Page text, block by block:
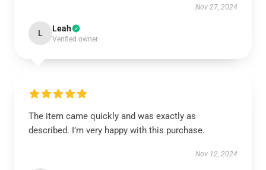
Nov 27, 2024
L Leah
Verified owner
The item came quickly and was exactly as
described. I’m very happy with this purchase.
Nov 12, 2024